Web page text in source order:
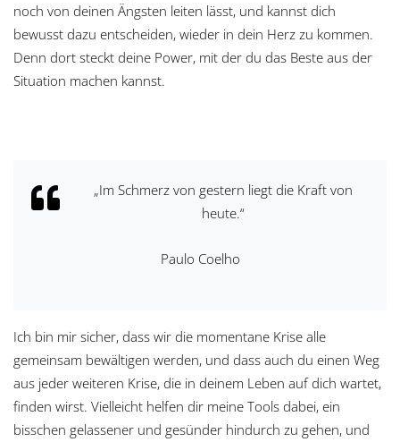
noch von deinen Ängsten leiten lässt, und kannst dich
bewusst dazu entscheiden, wieder in dein Herz zu kommen.
Denn dort steckt deine Power, mit der du das Beste aus der
Situation machen kannst.
„Im Schmerz von gestern liegt die Kraft von
heute.“
Paulo Coelho
Ich bin mir sicher, dass wir die momentane Krise alle
gemeinsam bewältigen werden, und dass auch du einen Weg
aus jeder weiteren Krise, die in deinem Leben auf dich wartet,
finden wirst. Vielleicht helfen dir meine Tools dabei, ein
bisschen gelassener und gesünder hindurch zu gehen, und